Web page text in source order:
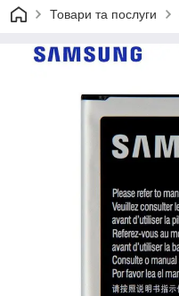
Товари та послуги